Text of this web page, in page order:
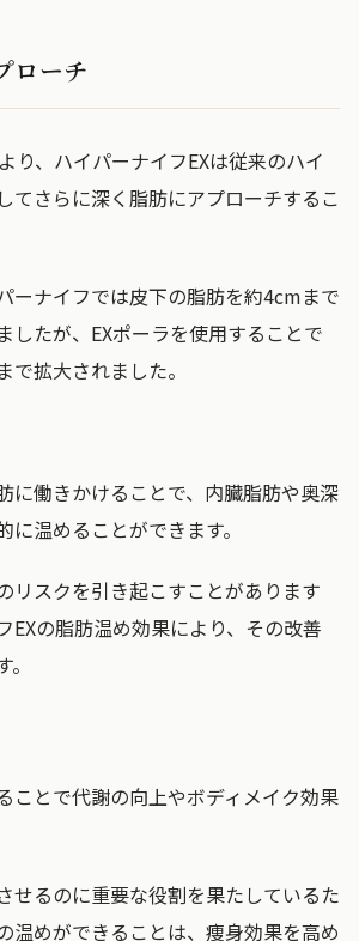
ローチ
り、ハイパーナイフEXは従来のハイ
てさらに深く脂肪にアプローチするこ
ーナイフでは皮下の脂肪を約4cmまで
したが、EXポーラを使用することで
拡大されました。
に働きかけることで、内臓脂肪や奥深
に温めることができます。
リスクを引き起こすことがあります
EXの脂肪温め効果により、その改善
ことで代謝の向上やボディメイク効果
せるのに重要な役割を果たしているた
温めができることは、痩身効果を高め